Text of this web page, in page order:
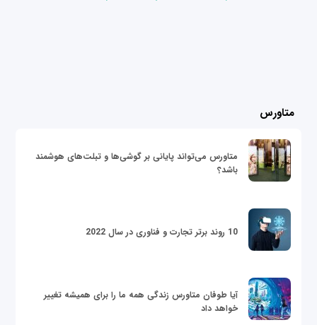
متاورس
متاورس می‌تواند پایانی بر گوشی‌ها و تبلت‌های هوشمند
باشد؟
10 روند برتر تجارت و فناوری در سال 2022
آیا طوفان متاورس زندگی همه ما را برای همیشه تغییر
خواهد داد